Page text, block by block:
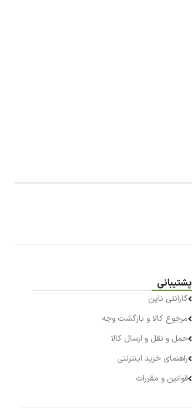
پشتیبانی
گارانتی ناین
مرجوع کالا و بازگشت وجه
حمل و نقل و ارسال کالا
راهنمای خرید اینترنتی
قوانین و مقررات